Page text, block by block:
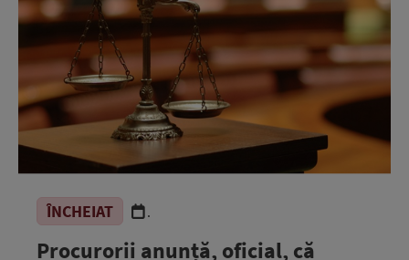
ÎNCHEIAT .
Procurorii anunță, oficial, că